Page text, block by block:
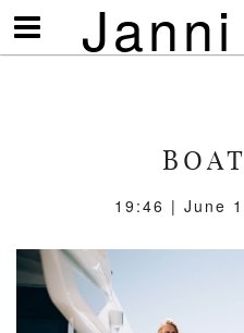
Visa/göm
meny
19:46 | June